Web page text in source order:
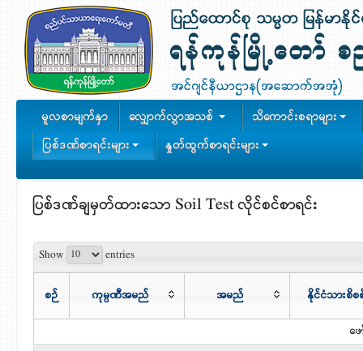
မူလစာမျက်နှာ လျှောက်လွှာအသစ်
သိကောင်းစရာများ
ပြစ်ဒဏ်စာရင်းများ
နှုတ်ထွက်စာရင်းများ
ပြစ်ဒဏ်ချမှတ်ထားသော Soil Test လိုင်စင်စာရင်း
Show entries
စဉ် ကုမ္ပဏီအမည် အမည် နိုင်ငံသားစိ
ဖ